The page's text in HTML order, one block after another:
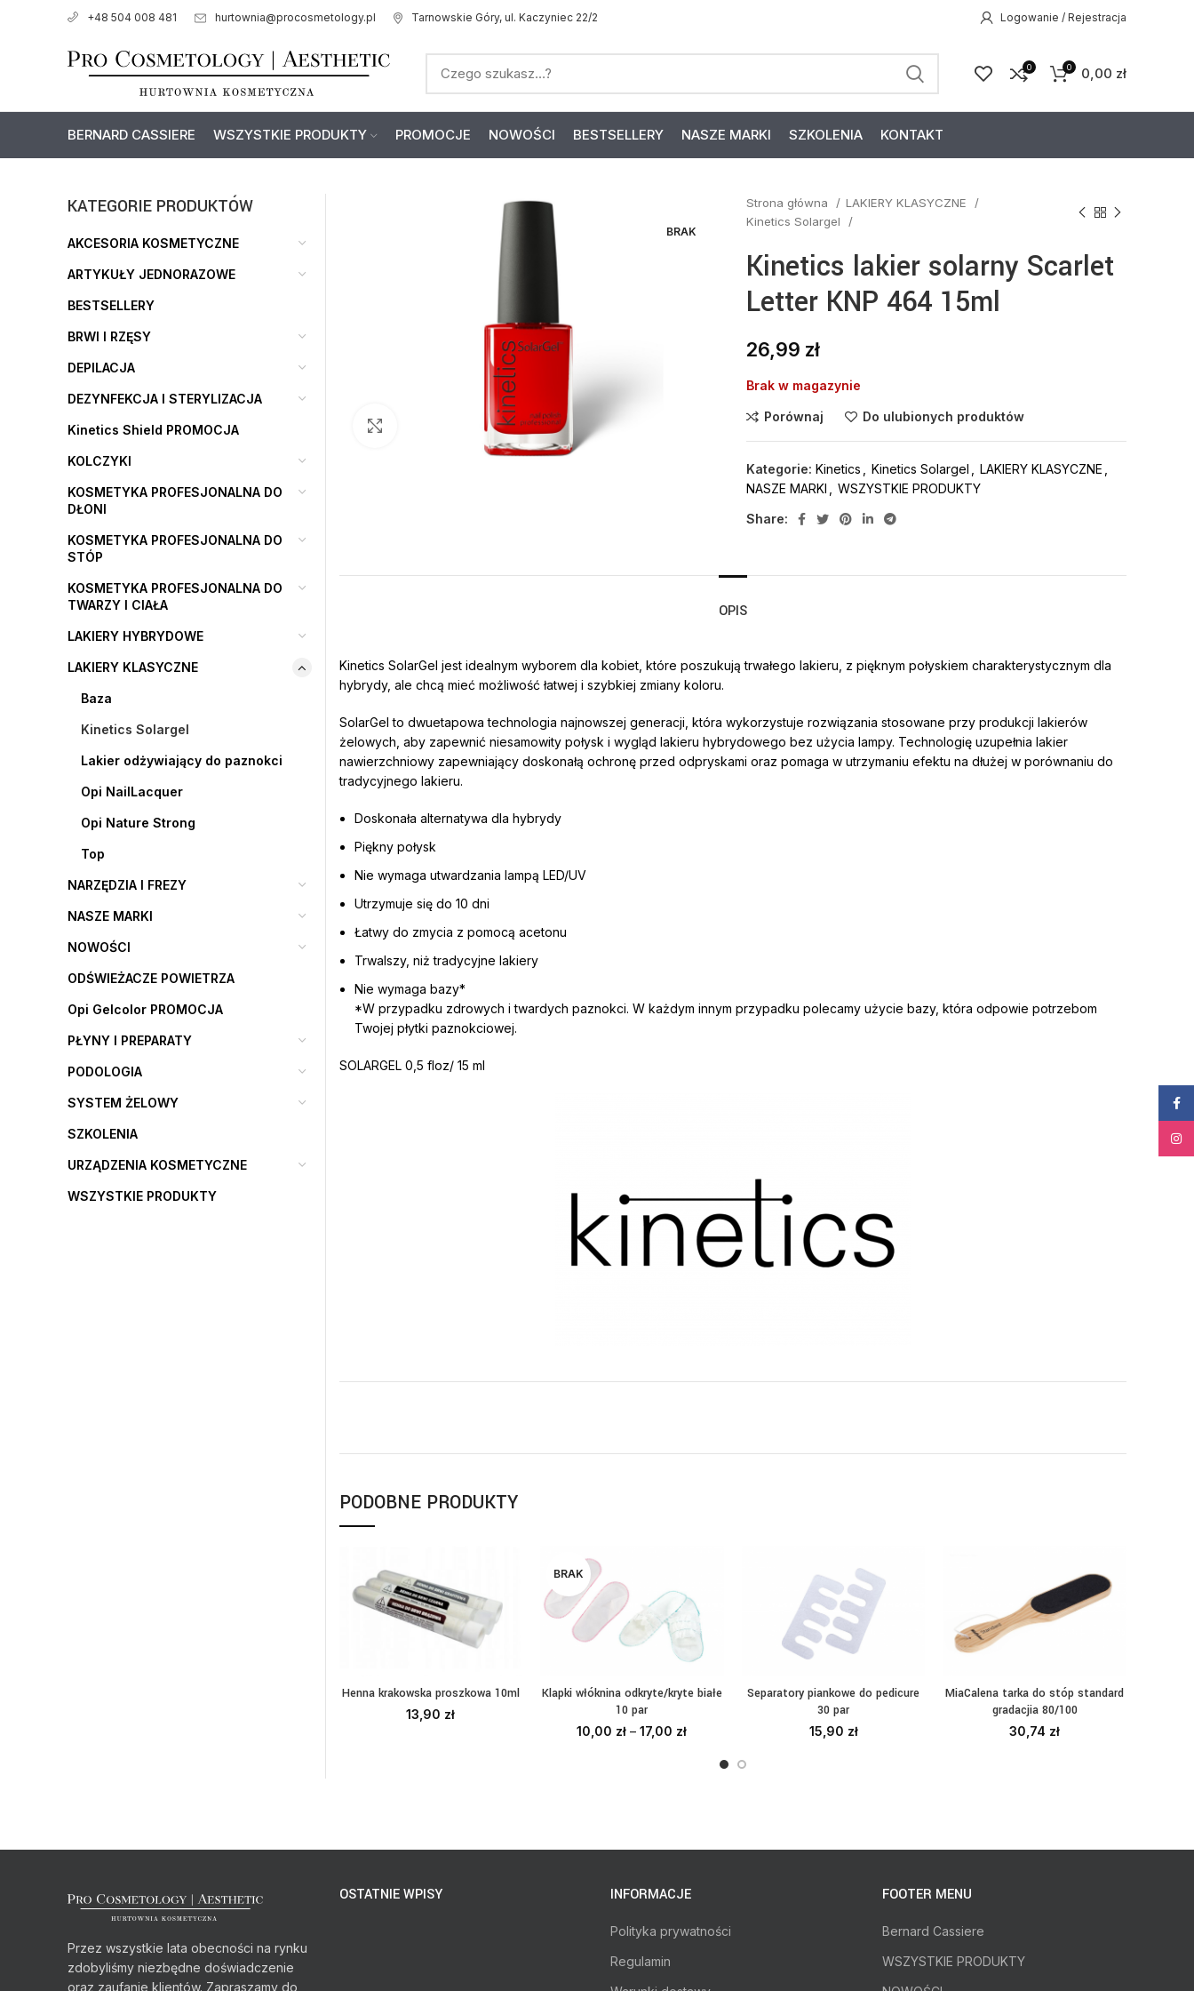
+48 504 008 481 hurtownia@procosmetology.pl Tarnowskie Góry, ul. Kaczyniec 22/2 Logowanie / Rejestracja
0 0 0,00 zł
BERNARD CASSIERE WSZYSTKIE PRODUKTY PROMOCJE NOWOŚCI BESTSELLERY NASZE MARKI SZKOLENIA KONTAKT
BRAK
Click to enlarge
Strona główna
LAKIERY KLASYCZNE
Kinetics Solargel
Kinetics lakier solarny Scarlet
Letter KNP 464 15ml
26,99 zł
Brak w magazynie
Porównaj Do ulubionych produktów
Kategorie: Kinetics Kinetics Solargel LAKIERY KLASYCZNE
NASZE MARKI
WSZYSTKIE PRODUKTY
Share:
OPIS
Kinetics SolarGel jest idealnym wyborem dla kobiet, które poszukują trwałego lakieru, z pięknym połyskiem charakterystycznym dla
hybrydy, ale chcą mieć możliwość łatwej i szybkiej zmiany koloru.
SolarGel to dwuetapowa technologia najnowszej generacji, która wykorzystuje rozwiązania stosowane przy produkcji lakierów
żelowych, aby zapewnić niesamowity połysk i wygląd lakieru hybrydowego bez użycia lampy. Technologię uzupełnia lakier
nawierzchniowy zapewniający doskonałą ochronę przed odpryskami oraz pomaga w utrzymaniu efektu na dłużej w porównaniu do
tradycyjnego lakieru.
Doskonała alternatywa dla hybrydy
Piękny połysk
Nie wymaga utwardzania lampą LED/UV
Utrzymuje się do 10 dni
Łatwy do zmycia z pomocą acetonu
Trwalszy, niż tradycyjne lakiery
Nie wymaga bazy*
*W przypadku zdrowych i twardych paznokci. W każdym innym przypadku polecamy użycie bazy, która odpowie potrzebom
Twojej płytki paznokciowej.
SOLARGEL 0,5 floz/ 15 ml
PODOBNE PRODUKTY
WYBIERZ OPCJE
Henna krakowska proszkowa 10ml
13,90 zł
BRAK
WYBIERZ OPCJE
Klapki włóknina odkryte/kryte białe
10 par
10,00 zł –17,00 zł
DODAJ DO KOSZYKA
Separatory piankowe do pedicure
30 par
15,90 zł
DODAJ DO KOSZYKA
MiaCalena tarka do stóp standard
gradacjia 80/100
30,74 zł
KATEGORIE PRODUKTÓW
AKCESORIA KOSMETYCZNE
ARTYKUŁY JEDNORAZOWE
BESTSELLERY
BRWI I RZĘSY
DEPILACJA
DEZYNFEKCJA I STERYLIZACJA
Kinetics Shield PROMOCJA
KOLCZYKI
KOSMETYKA PROFESJONALNA DO
DŁONI
KOSMETYKA PROFESJONALNA DO
STÓP
KOSMETYKA PROFESJONALNA DO
TWARZY I CIAŁA
LAKIERY HYBRYDOWE
LAKIERY KLASYCZNE
Baza
Kinetics Solargel
Lakier odżywiający do paznokci
Opi NailLacquer
Opi Nature Strong
Top
NARZĘDZIA I FREZY
NASZE MARKI
NOWOŚCI
ODŚWIEŻACZE POWIETRZA
Opi Gelcolor PROMOCJA
PŁYNY I PREPARATY
PODOLOGIA
SYSTEM ŻELOWY
SZKOLENIA
URZĄDZENIA KOSMETYCZNE
WSZYSTKIE PRODUKTY
Przez wszystkie lata obecności na rynku
zdobyliśmy niezbędne doświadczenie
oraz zaufanie klientów. Zapraszamy do
OSTATNIE WPISY INFORMACJE
Polityka prywatności
Regulamin
FOOTER MENU
Bernard Cassiere
WSZYSTKIE PRODUKTY